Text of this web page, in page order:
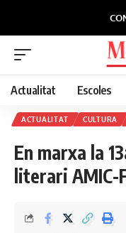
Actualitat Escoles
ACTUALITAT CULTURA
En marxa la
literari AMIC-